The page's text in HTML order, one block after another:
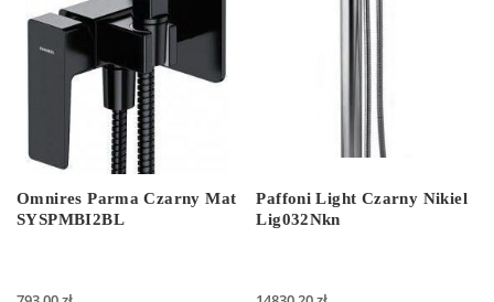
Omnires Parma Czarny Mat
SYSPMBI2BL
Paffoni Light Czarny Nikiel
Lig032Nkn